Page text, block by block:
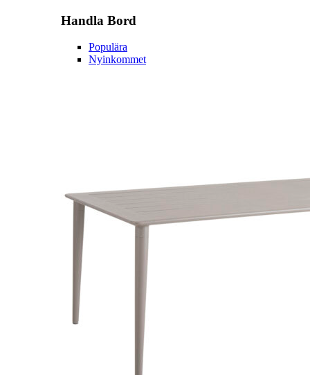
Handla Bord
Populära
Nyinkommet